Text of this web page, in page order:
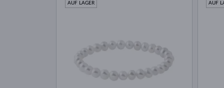
AUF LAGER AUF